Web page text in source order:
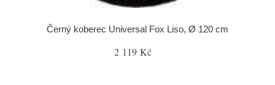
Černý koberec Universal Fox Liso, Ø 120 cm
2 119 Kč